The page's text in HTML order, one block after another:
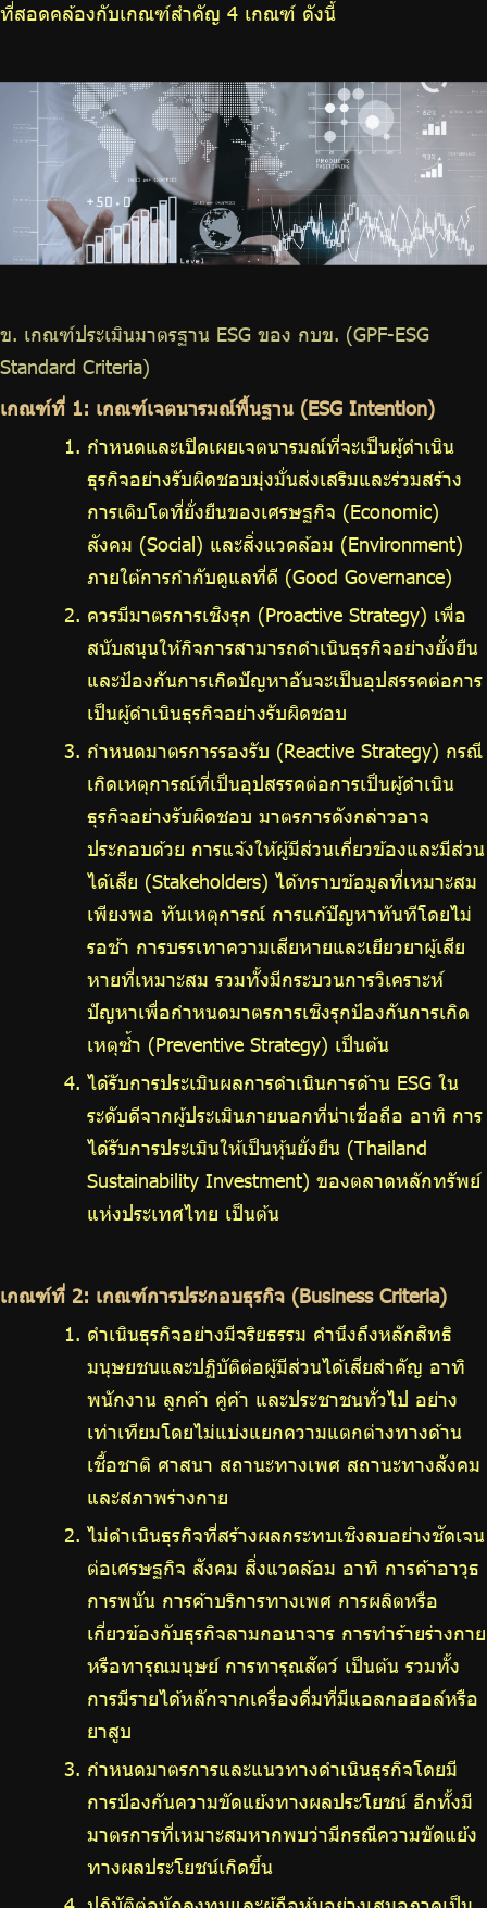
ที่สอดคล้องกับเกณฑ์สำคัญ 4 เกณฑ์ ดังนี้
ข. เกณฑ์ประเมินมาตรฐาน ESG ของ กบข. (GPF-ESG
Standard Criteria)
เกณฑ์ที่ 1: เกณฑ์เจตนารมณ์พื้นฐาน (ESG Intention)
กำหนดและเปิดเผยเจตนารมณ์ที่จะเป็นผู้ดำเนิน
ธุรกิจอย่างรับผิดชอบมุ่งมั่นส่งเสริมและร่วมสร้าง
การเติบโตที่ยั่งยืนของเศรษฐกิจ (Economic)
สังคม (Social) และสิ่งแวดล้อม (Environment)
ภายใต้การกำกับดูแลที่ดี (Good Governance)
ควรมีมาตรการเชิงรุก (Proactive Strategy) เพื่อ
สนับสนุนให้กิจการสามารถดำเนินธุรกิจอย่างยั่งยืน
และป้องกันการเกิดปัญหาอันจะเป็นอุปสรรคต่อการ
เป็นผู้ดำเนินธุรกิจอย่างรับผิดชอบ
กำหนดมาตรการรองรับ (Reactive Strategy) กรณี
เกิดเหตุการณ์ที่เป็นอุปสรรคต่อการเป็นผู้ดำเนิน
ธุรกิจอย่างรับผิดชอบ มาตรการดังกล่าวอาจ
ประกอบด้วย การแจ้งให้ผู้มีส่วนเกี่ยวข้องและมีส่วน
ได้เสีย (Stakeholders) ได้ทราบข้อมูลที่เหมาะสม
เพียงพอ ทันเหตุการณ์ การแก้ปัญหาทันทีโดยไม่
รอช้า การบรรเทาความเสียหายและเยียวยาผู้เสีย
หายที่เหมาะสม รวมทั้งมีกระบวนการวิเคราะห์
ปัญหาเพื่อกำหนดมาตรการเชิงรุกป้องกันการเกิด
เหตุซ้ำ (Preventive Strategy) เป็นต้น
ได้รับการประเมินผลการดำเนินการด้าน ESG ใน
ระดับดีจากผู้ประเมินภายนอกที่น่าเชื่อถือ อาทิ การ
ได้รับการประเมินให้เป็นหุ้นยั่งยืน (Thailand
Sustainability Investment) ของตลาดหลักทรัพย์
แห่งประเทศไทย เป็นต้น
เกณฑ์ที่ 2: เกณฑ์การประกอบธุรกิจ (Business Criteria)
ดำเนินธุรกิจอย่างมีจริยธรรม คำนึงถึงหลักสิทธิ
มนุษยชนและปฏิบัติต่อผู้มีส่วนได้เสียสำคัญ อาทิ
พนักงาน ลูกค้า คู่ค้า และประชาชนทั่วไป อย่าง
เท่าเทียมโดยไม่แบ่งแยกความแตกต่างทางด้าน
เชื้อชาติ ศาสนา สถานะทางเพศ สถานะทางสังคม
และสภาพร่างกาย
ไม่ดำเนินธุรกิจที่สร้างผลกระทบเชิงลบอย่างชัดเจน
ต่อเศรษฐกิจ สังคม สิ่งแวดล้อม อาทิ การค้าอาวุธ
การพนัน การค้าบริการทางเพศ การผลิตหรือ
เกี่ยวข้องกับธุรกิจลามกอนาจาร การทำร้ายร่างกาย
หรือทารุณมนุษย์ การทารุณสัตว์ เป็นต้น รวมทั้ง
การมีรายได้หลักจากเครื่องดื่มที่มีแอลกอฮอล์หรือ
ยาสูบ
กำหนดมาตรการและแนวทางดำเนินธุรกิจโดยมี
การป้องกันความขัดแย้งทางผลประโยชน์ อีกทั้งมี
มาตรการที่เหมาะสมหากพบว่ามีกรณีความขัดแย้ง
ทางผลประโยชน์เกิดขึ้น